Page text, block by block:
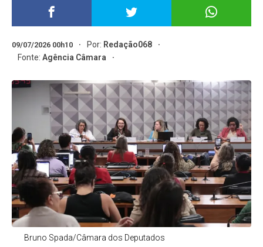
09/07/2026 00h10 Por: Redação068
Fonte:Agência Câmara
Bruno Spada/Câmara dos Deputados